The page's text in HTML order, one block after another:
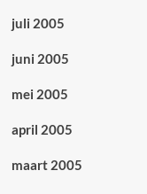
juli 2005
juni 2005
mei 2005
april 2005
maart 2005